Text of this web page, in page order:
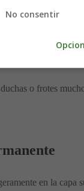
o frotes
en la
No consentir